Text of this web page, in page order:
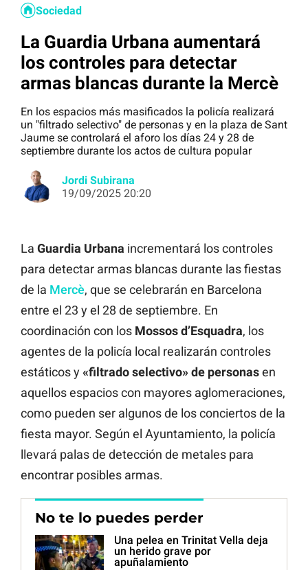
Sociedad
La Guardia Urbana aumentará
los controles para detectar
armas blancas durante la Mercè
En los espacios más masificados la policía realizará
un "filtrado selectivo" de personas y en la plaza de Sant
Jaume se controlará el aforo los días 24 y 28 de
septiembre durante los actos de cultura popular
Jordi Subirana
19/09/2025 20:20
La Guardia Urbana incrementará los controles
para detectar armas blancas durante las fiestas
de la Mercè, que se celebrarán en Barcelona
entre el 23 y el 28 de septiembre. En
coordinación con los Mossos d’Esquadra, los
agentes de la policía local realizarán controles
estáticos y «filtrado selectivo» de personasen
aquellos espacios con mayores aglomeraciones,
como pueden ser algunos de los conciertos de la
fiesta mayor. Según el Ayuntamiento, la policía
llevará palas de detección de metales para
encontrar posibles armas.
No te lo puedes perder
Una pelea en Trinitat Vella deja
un herido grave por
apuñalamiento